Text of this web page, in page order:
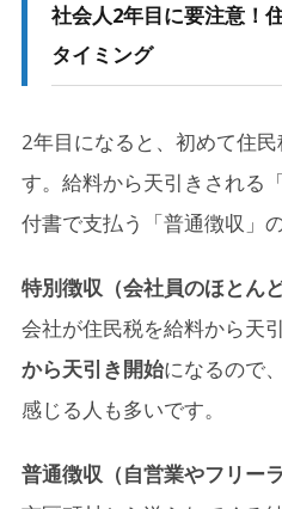
社会人2年目に要注意！
タイミング
2年目になると、初めて住
す。給料から天引きされる
付書で支払う「普通徴収」
特別徴収（会社員のほとん
会社が住民税を給料から天
から天引き開始になるので
感じる人も多いです。
普通徴収（自営業やフリー